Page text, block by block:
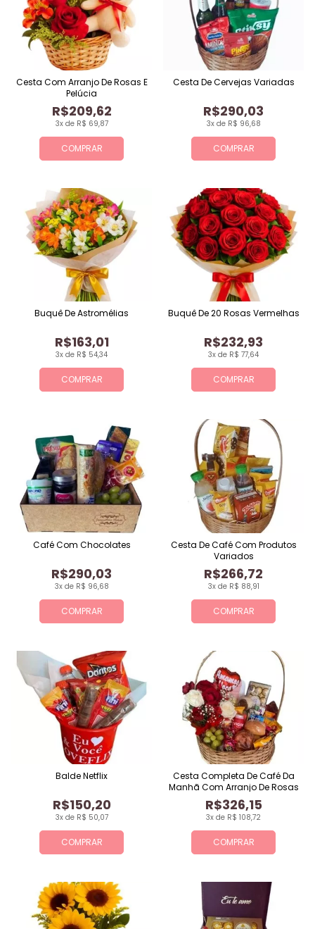
COMPRAR
3x de R$ 69,87
R$209,62
Cesta Com Arranjo De Rosas E
Pelúcia
COMPRAR
3x de R$ 96,68
R$290,03
Cesta De Cervejas Variadas
COMPRAR
3x de R$ 54,34
R$163,01
Buquê De Astromélias
COMPRAR
3x de R$ 77,64
R$232,93
Buquê De 20 Rosas Vermelhas
COMPRAR
3x de R$ 96,68
R$290,03
Café Com Chocolates
COMPRAR
3x de R$ 88,91
R$266,72
Cesta De Café Com Produtos
Variados
COMPRAR
3x de R$ 50,07
R$150,20
Balde Netflix
COMPRAR
3x de R$ 108,72
R$326,15
Cesta Completa De Café Da
Manhã Com Arranjo De Rosas